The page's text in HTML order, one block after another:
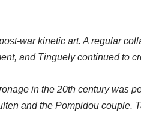
war kinetic art. A regular
and Tinguely continued to
in the 20th century was
and the Pompidou couple.